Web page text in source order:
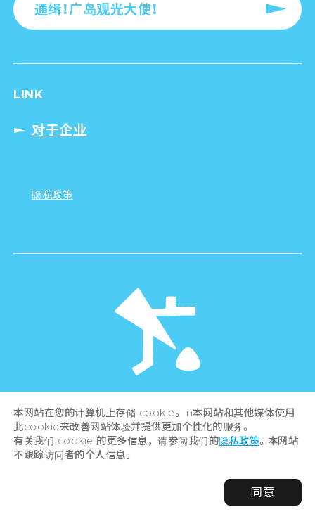
通缉！广岛观光大使！
LINK
对于企业
隐私政策
Hiroshima Prefecture / Hiroshima City .
All rights reserved
本网站在您的计算机上存储 cookie。 n本网站和其他媒体使用
此cookie来改善网站体验并提供更加个性化的服务。
有关我们 cookie 的更多信息，请参阅我们的隐私政策。本网站
不跟踪访问者的个人信息。
同意